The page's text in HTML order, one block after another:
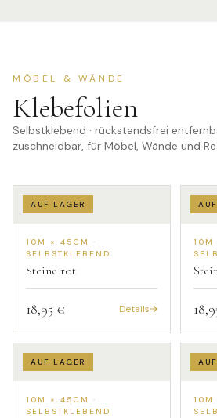
MÖBEL & WÄNDE
Klebefolien
Selbstklebend · rückstandsfrei
zuschneidbar, für Möbel, Wände und
AUF LAGER
10M × 45CM ·
SELBSTKLEBEND
Steine rot
18,95 € Details
10M
AUF LAGER
10M × 45CM ·
SELBSTKLEBEND
10M